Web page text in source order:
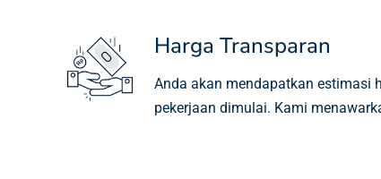
Harga Transparan
Anda akan mendapatkan estimasi
pekerjaan dimulai. Kami